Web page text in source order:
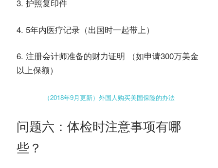
3. 护照复印件
4. 5年内医疗记录（出国时一起带上）
6. 注册会计师准备的财力证明 （如申请300万美金
以上保额）
（2018年9月更新）外国人购买美国保险的办法
问题六：体检时注意事项有哪
些？